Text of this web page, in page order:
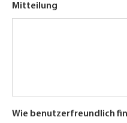
Mitteilung
Wie benutzerfreundlich